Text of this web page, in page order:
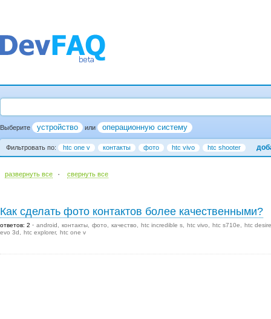
Выберите устройство или операционную систему
Фильтровать по: htc one v контакты фото htc vivo htc shooter
развернуть все · cвернуть все
Как сделать фото контактов более качественными?
ответов: 2 android контакты фото качество htc incredible s htc vivo htc s710e
htc
evo 3d
htc explorer htc one v